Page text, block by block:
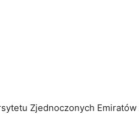
Zjednoczonych